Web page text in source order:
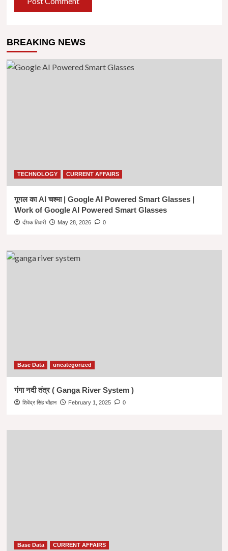
BREAKING NEWS
TECHNOLOGY CURRENT AFFAIRS
गूगल का AI चश्मा | Google AI Powered Smart Glasses |
Work of Google AI Powered Smart Glasses
दीपक तिवारी May 28, 2026 0
Base Data uncategorized
गंगा नदी तंत्र ( Ganga River System )
शिवेंद्र सिंह चौहान February 1, 2025 0
Base Data CURRENT AFFAIRS